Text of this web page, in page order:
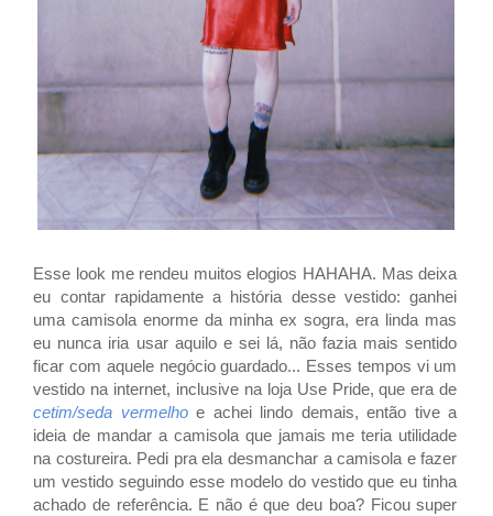
Esse look me rendeu muitos elogios HAHAHA. Mas deixa
eu contar rapidamente a história desse vestido: ganhei
uma camisola enorme da minha ex sogra, era linda mas
eu nunca iria usar aquilo e sei lá, não fazia mais sentido
ficar com aquele negócio guardado... Esses tempos vi um
vestido na internet, inclusive na loja Use Pride, que era de
cetim/seda vermelhoe achei lindo demais, então tive a
ideia de mandar a camisola que jamais me teria utilidade
na costureira. Pedi pra ela desmanchar a camisola e fazer
um vestido seguindo esse modelo do vestido que eu tinha
achado de referência. E não é que deu boa? Ficou super